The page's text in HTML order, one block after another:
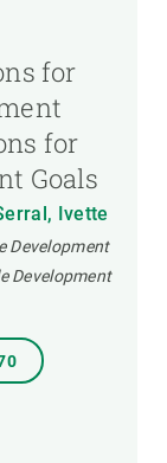
for
for
Goals
Ivette
Development
Development